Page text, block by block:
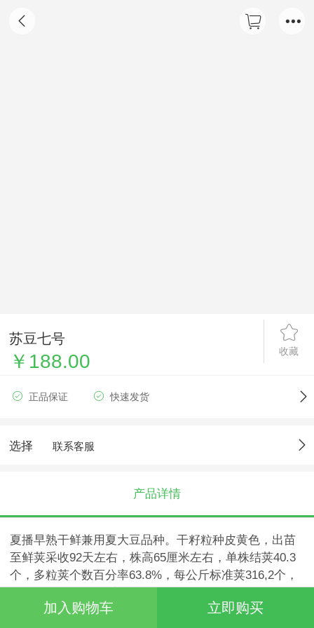
苏豆七号
收藏
￥188.00
正品保证 快速发货
选择 联系客服
产品详情
夏播早熟干鲜兼用夏大豆品种。干籽粒种皮黄色，出苗
至鲜荚采收92天左右，株高65厘米左右，单株结荚40.3
个，多粒荚个数百分率63.8%，每公斤标准荚316,2个，
仁率52.0%。口感品质香甜柔糯。鲜荚亩产量850kg，鲜
加入购物车 立即购买